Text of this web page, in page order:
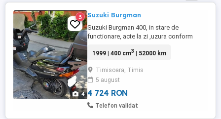
4
3 Suzuki Burgman
Suzuki Burgman 400, in stare de
functionare, acte la zi ,uzura conform
de sezon.
1999 | 400 cm3 | 52000 km
Timisoara, Timis
5 august
4 724 RON
Telefon validat